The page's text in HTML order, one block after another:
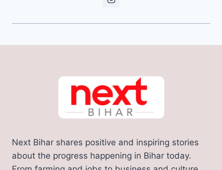
Next Bihar shares positive and inspiring stories
about the progress happening in Bihar today.